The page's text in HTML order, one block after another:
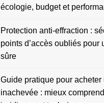
écologie, budget et
Protection anti-effraction :
points d’accès oubliés pour
sûre
Guide pratique pour acheter
inachevée : mieux